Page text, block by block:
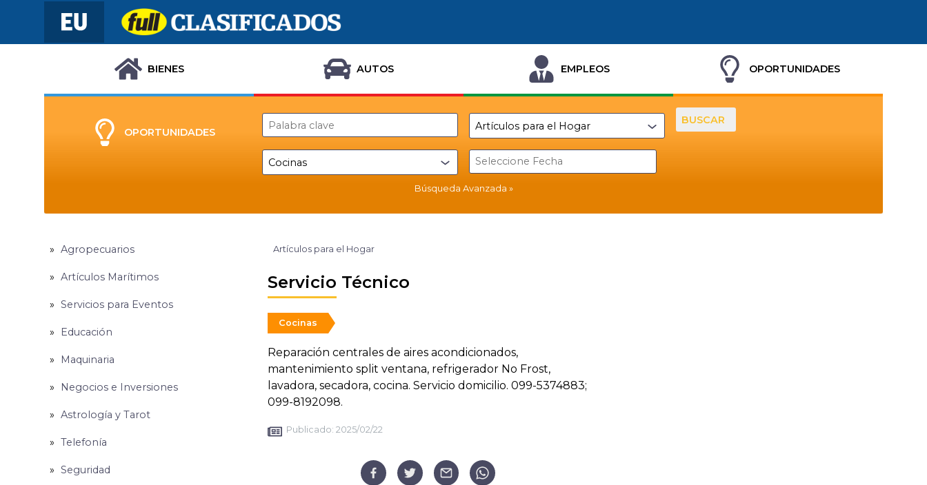
BIENES AUTOS EMPLEOS OPORTUNIDADES
OPORTUNIDADES
Búsqueda Avanzada
BUSCAR
Agropecuarios
Artículos Marítimos
Servicios para Eventos
Educación
Maquinaria
Negocios e Inversiones
Astrología y Tarot
Telefonía
Seguridad
Artículos para el Hogar
Servicio Técnico
Cocinas
Reparación centrales de aires acondicionados,
mantenimiento split ventana, refrigerador No Frost,
lavadora, secadora, cocina. Servicio domicilio. 099-5374883;
099-8192098.
Publicado: 2025/02/22